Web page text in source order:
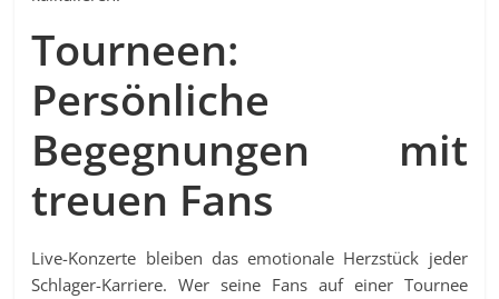
Tourneen:
Persönliche
Begegnungen mit
treuen Fans
Live-Konzerte bleiben das emotionale Herzstück jeder
Schlager-Karriere. Wer seine Fans auf einer Tournee